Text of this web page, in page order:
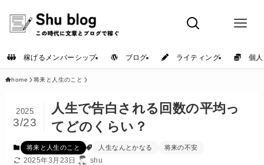
稼げるメンバーシップ ブログ ライティング 個人
home 将来と人生のこと
人生で告白される回数の平均っ
てどのくらい？
2025
3/23
将来と人生のこと 人生なんとかなる 将来の不安
2025年3月23日 shu